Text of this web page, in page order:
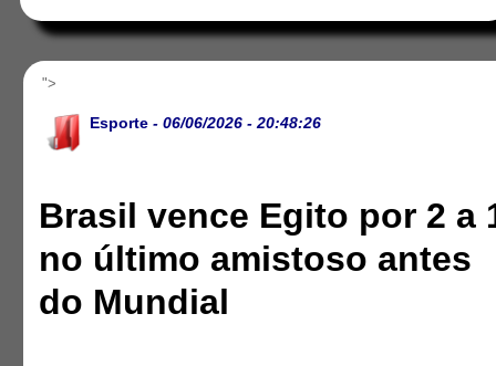
">
Esporte - 06/06/2026 - 20:48:26
Brasil vence Egito por 2 a
no último amistoso antes
do Mundial